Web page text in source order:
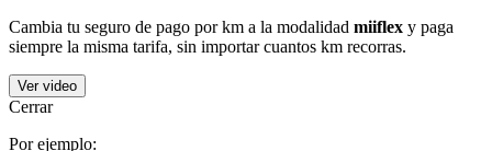
Cambia tu seguro de pago por km a la modalidad miiflex y paga
siempre la misma tarifa, sin importar cuantos km recorras.
Ver video
Cerrar
Por ejemplo: